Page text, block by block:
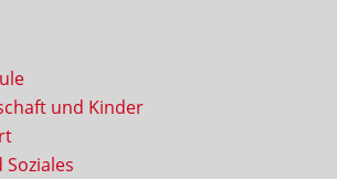
und Kinder